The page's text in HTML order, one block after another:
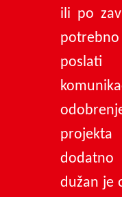
ili po
dužan je